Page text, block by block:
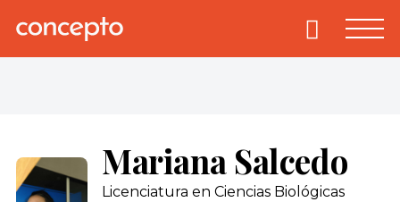
reservados.
Primary
Mariana Salcedo
Licenciatura en Ciencias Biológicas